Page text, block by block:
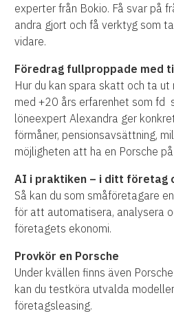
experter från Bokio. Få svar på
andra gjort och få verktyg som
vidare.
Föredrag fullproppade med
Hur du kan spara skatt och ta ut
med +20 års erfarenhet som fd
löneexpert Alexandra ger
förmåner, pensionsavsättning,
möjligheten att ha en Porsche
AI i praktiken – i ditt företag
Så kan du som småföretagare
för att automatisera, analysera
företagets ekonomi.
Provkör en Porsche
Under kvällen finns även
kan du testköra utvalda
företagsleasing.